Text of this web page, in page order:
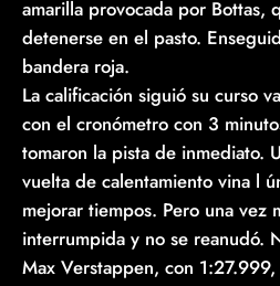
amarilla provocada por Bottas,
detenerse en el pasto.
bandera roja.
La calificación siguió su curso
con el cronómetro con 3
tomaron la pista de inmediato.
vuelta de calentamiento vina l
mejorar tiempos. Pero una vez
interrumpida y no se reanudó.
Max Verstappen, con